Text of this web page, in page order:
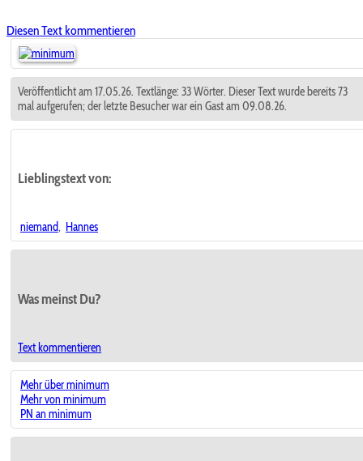
Diesen Text kommentieren
Veröffentlicht am 17.05.26. Textlänge: 33 Wörter. Dieser Text wurde bereits 73
mal aufgerufen; der letzte Besucher war ein Gast am 09.08.26.
Lieblingstextvon:
niemand, Hannes
Was meinst Du?
Text kommentieren
Mehr über minimum
Mehr von minimum
PN an minimum